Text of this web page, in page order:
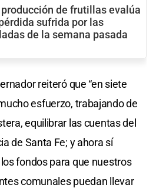
producción de frutillas evalúa
sufrida por las
de la semana pasada
reiteró que “en siete
esfuerzo, trabajando de
equilibrar las cuentas del
de Santa Fe; y ahora sí
fondos para que nuestros
comunales puedan llevar